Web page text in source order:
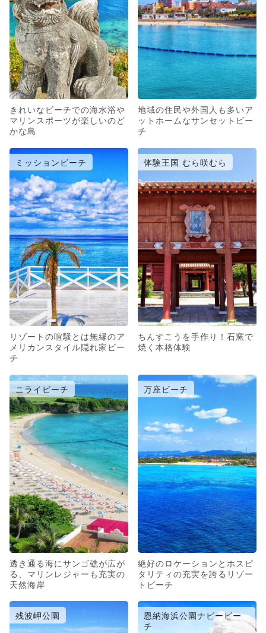
きれいなビーチでの海水浴や
マリンスポーツが楽しいのど
かな島
地域の住民や外国人も多いア
ットホームなサンセットビー
チ
ミッションビーチ
リゾートの喧騒とは無縁のア
メリカンスタイル隠れ家ビー
チ
体験王国 むら咲むら
ちんすこうを手作り！石窯で
焼く本格体験
ニライビーチ
透き通る海にサンゴ礁が広が
る、マリンレジャーも充実の
天然海岸
万座ビーチ
絶好のロケーションとホスピ
タリティの充実を誇るリゾー
トビーチ
残波岬公園
恩納海浜公園ナビービー
チ